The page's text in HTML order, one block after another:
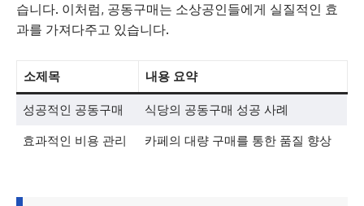
습니다. 이처럼, 공동구매는 소상공인들에게 실질적인 효
과를 가져다주고 있습니다.
소제목 내용 요약
성공적인 공동구매 식당의 공동구매 성공 사례
효과적인 비용 관리 카페의 대량 구매를 통한 품질 향상